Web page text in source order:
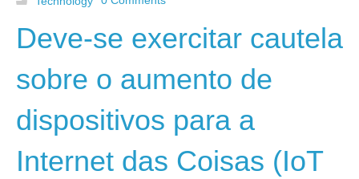
Deve-se exercitar cautela
sobre o aumento de
dispositivos para a
Internet das Coisas (IoT